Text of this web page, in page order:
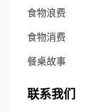
食物浪费
食物消费
餐桌故事
联系我们